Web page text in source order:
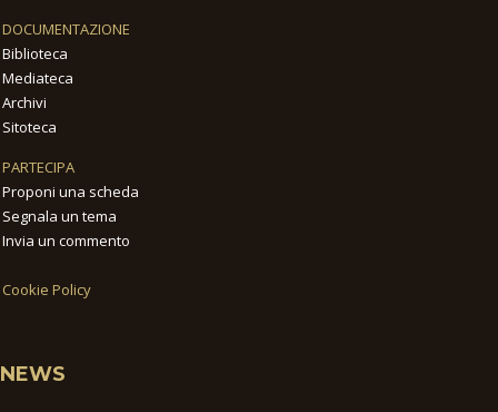
DOCUMENTAZIONE
Biblioteca
Mediateca
Archivi
Sitoteca
PARTECIPA
Proponi una scheda
Segnala un tema
Invia un commento
Cookie Policy
NEWS